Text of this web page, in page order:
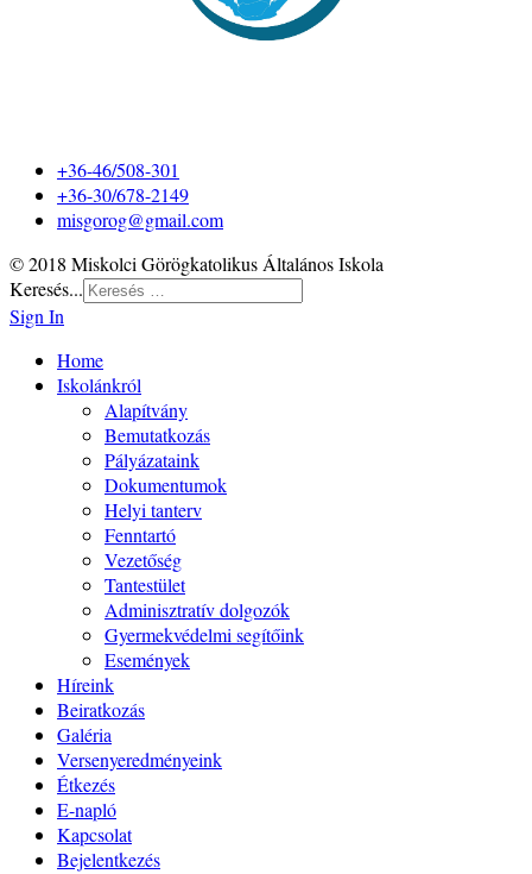
+36-46/508-301
+36-30/678-2149
misgorog@gmail.com
© 2018 Miskolci Görögkatolikus Általános Iskola
Keresés...
Sign In
Home
Iskolánkról
Alapítvány
Bemutatkozás
Pályázataink
Dokumentumok
Helyi tanterv
Fenntartó
Vezetőség
Tantestület
Adminisztratív dolgozók
Gyermekvédelmi segítőink
Események
Híreink
Beiratkozás
Galéria
Versenyeredményeink
Étkezés
E-napló
Kapcsolat
Bejelentkezés